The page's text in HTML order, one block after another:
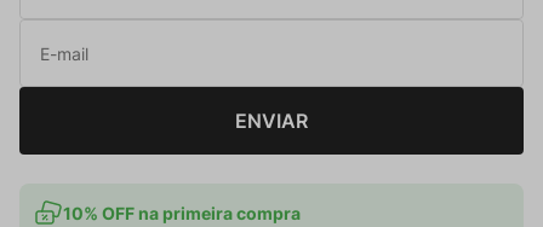
ENVIAR
10% OFF na primeira compra